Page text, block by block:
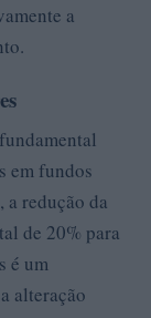
a
em fundos
redução da
de 20% para
é um
alteração